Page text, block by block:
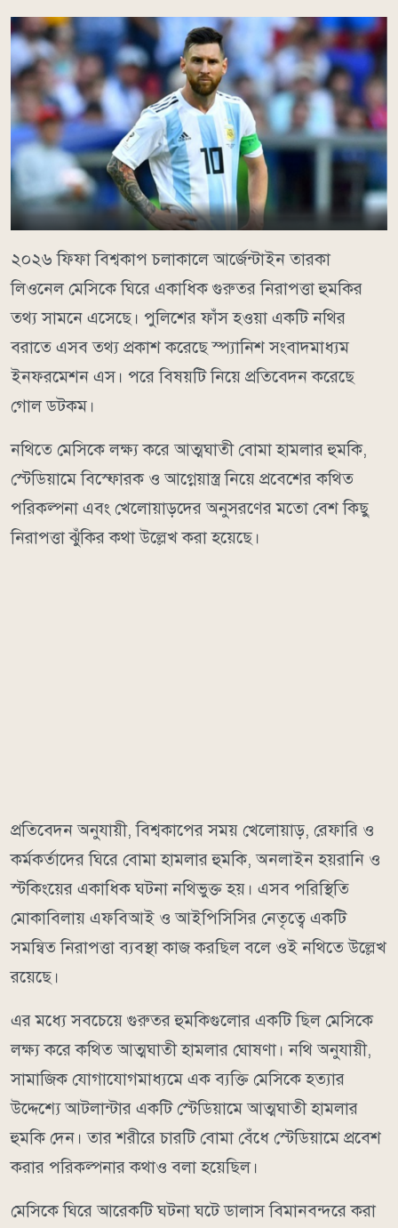
২০২৬ ফিফা বিশ্বকাপ চলাকালে আর্জেন্টাইন তারকা
লিওনেল মেসিকে ঘিরে একাধিক গুরুতর নিরাপত্তা হুমকির
তথ্য সামনে এসেছে। পুলিশের ফাঁস হওয়া একটি নথির
বরাতে এসব তথ্য প্রকাশ করেছে স্প্যানিশ সংবাদমাধ্যম
ইনফরমেশন এস। পরে বিষয়টি নিয়ে প্রতিবেদন করেছে
গোল ডটকম।
নথিতে মেসিকে লক্ষ্য করে আত্মঘাতী বোমা হামলার হুমকি,
স্টেডিয়ামে বিস্ফোরক ও আগ্নেয়াস্ত্র নিয়ে প্রবেশের কথিত
পরিকল্পনা এবং খেলোয়াড়দের অনুসরণের মতো বেশ কিছু
নিরাপত্তা ঝুঁকির কথা উল্লেখ করা হয়েছে।
প্রতিবেদন অনুযায়ী, বিশ্বকাপের সময় খেলোয়াড়, রেফারি ও
কর্মকর্তাদের ঘিরে বোমা হামলার হুমকি, অনলাইন হয়রানি ও
স্টকিংয়ের একাধিক ঘটনা নথিভুক্ত হয়। এসব পরিস্থিতি
মোকাবিলায় এফবিআই ও আইপিসিসির নেতৃত্বে একটি
সমন্বিত নিরাপত্তা ব্যবস্থা কাজ করছিল বলে ওই নথিতে উল্লেখ
রয়েছে।
এর মধ্যে সবচেয়ে গুরুতর হুমকিগুলোর একটি ছিল মেসিকে
লক্ষ্য করে কথিত আত্মঘাতী হামলার ঘোষণা। নথি অনুযায়ী,
সামাজিক যোগাযোগমাধ্যমে এক ব্যক্তি মেসিকে হত্যার
উদ্দেশ্যে আটলান্টার একটি স্টেডিয়ামে আত্মঘাতী হামলার
হুমকি দেন। তার শরীরে চারটি বোমা বেঁধে স্টেডিয়ামে প্রবেশ
করার পরিকল্পনার কথাও বলা হয়েছিল।
মেসিকে ঘিরে আরেকটি ঘটনা ঘটে ডালাস বিমানবন্দরে করা